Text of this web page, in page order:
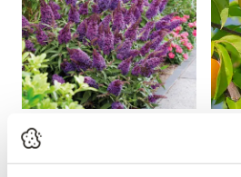
Sommerflieder 'Butterfly
Candy® Little Purple'
Buddleja davidii 'Butterfly